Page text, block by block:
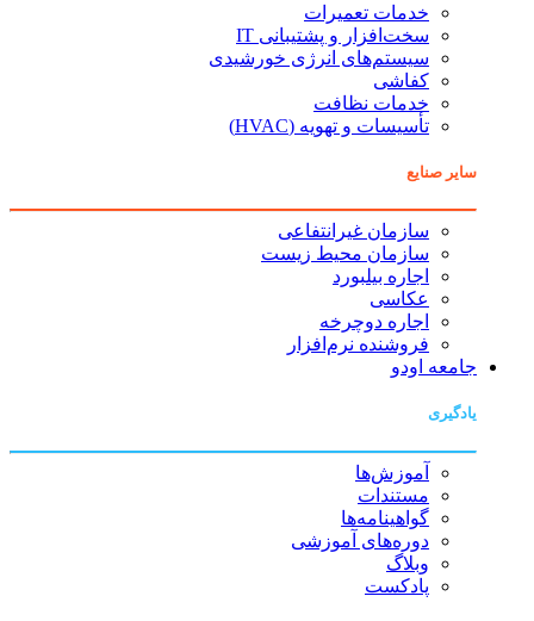
خدمات تعمیرات
سخت‌افزار و پشتیبانی IT
سیستم‌های انرژی خورشیدی
کفاشی
خدمات نظافت
تأسیسات و تهویه (HVAC)
سایر صنایع
سازمان غیرانتفاعی
سازمان محیط زیست
اجاره بیلبورد
عکاسی
اجاره دوچرخه
فروشنده نرم‌افزار
جامعه اودو
یادگیری
آموزش‌ها
مستندات
گواهینامه‌ها
دوره‌های آموزشی
وبلاگ
پادکست